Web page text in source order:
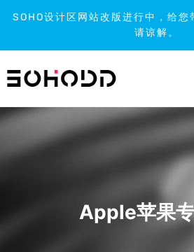
SOHO设计区网站改版进行中，给您
请谅解。
到
容
Apple苹果